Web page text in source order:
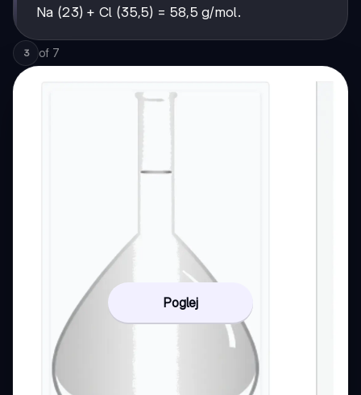
Na (23) + Cl (35,5) = 58,5 g/mol.
3 of 7
Poglej